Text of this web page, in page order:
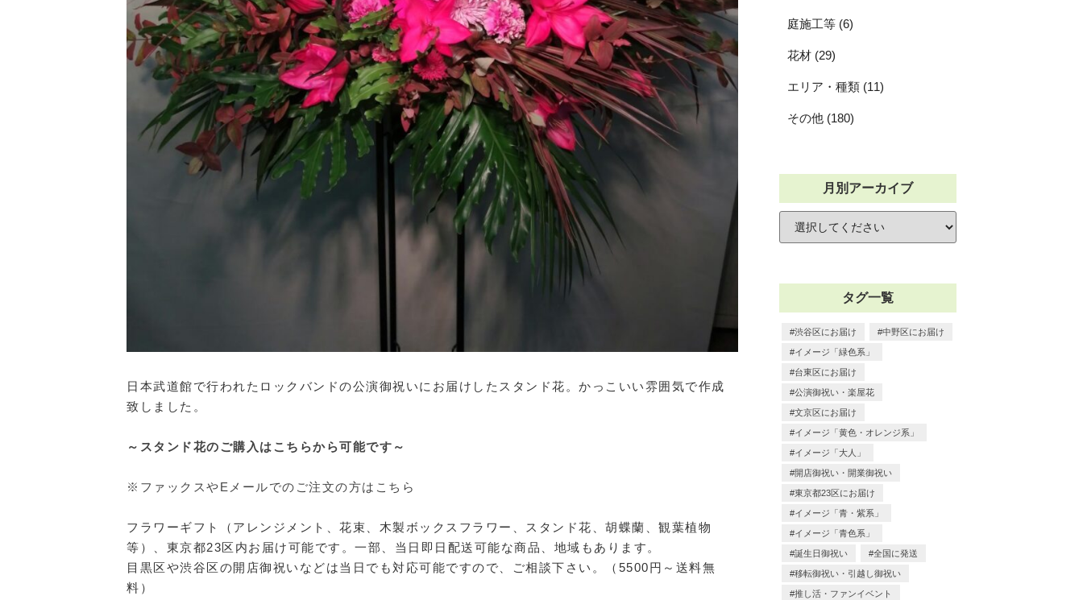
日本武道館で行われたロックバンドの公演御祝いにお届けしたスタンド花。かっこいい雰囲気で作成
致しました。
～スタンド花のご購入はこちらから可能です～
※ファックスやEメールでのご注文の方はこちら
フラワーギフト（アレンジメント、花束、木製ボックスフラワー、スタンド花、胡蝶蘭、観葉植物
等）、東京都23区内お届け可能です。一部、当日即日配送可能な商品、地域もあります。
目黒区や渋谷区の開店御祝いなどは当日でも対応可能ですので、ご相談下さい。（5500円～送料無
料）
庭施工等 (6)
花材 (29)
エリア・種類 (11)
その他 (180)
月別アーカイブ
タグ一覧
渋谷区にお届け 中野区にお届け
イメージ「緑色系」
台東区にお届け
公演御祝い・楽屋花
文京区にお届け
イメージ「黄色・オレンジ系」
イメージ「大人」
開店御祝い・開業御祝い
東京都23区にお届け
イメージ「青・紫系」
イメージ「青色系」
誕生日御祝い 全国に発送
移転御祝い・引越し御祝い
推し活・ファンイベント